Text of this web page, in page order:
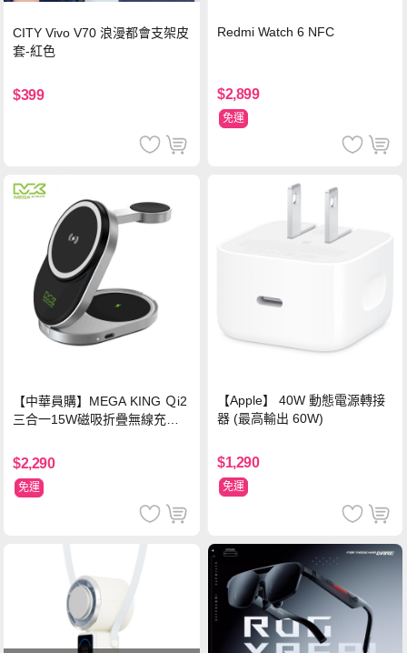
CITY Vivo V70 浪漫都會支架皮
套-紅色
$399
Redmi Watch 6 NFC
$2,899
免運
【中華員購】MEGA KING Ｑi2
三合一15W磁吸折疊無線充電
$2,290
免運
【Apple】 40W 動態電源轉接
器 (最高輸出 60W)
$1,290
免運